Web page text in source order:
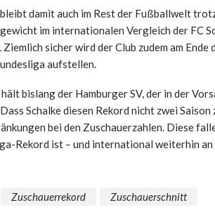
damit auch im Rest der Fußballwelt
im internationalen Vergleich der FC
Ziemlich sicher wird der Club zudem am
aufstellen.
bislang der Hamburger SV, der in der
Schalke diesen Rekord nicht zwei
bei den Zuschauerzahlen. Diese
Rekord ist – und international weiterhin an
Zuschauerrekord Zuschauerschnitt